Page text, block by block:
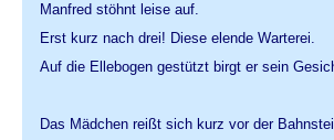
Manfred stöhnt leise auf.
Erst kurz nach drei! Diese elende Warterei.
Auf die Ellebogen gestützt birgt er sein
Das Mädchen reißt sich kurz vor der